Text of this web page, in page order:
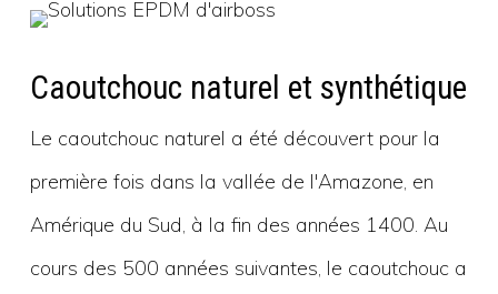
Caoutchouc naturel et synthétique
Le caoutchouc naturel a été découvert pour la
première fois dans la vallée de l'Amazone, en
Amérique du Sud, à la fin des années 1400. Au
cours des 500 années suivantes, le caoutchouc a